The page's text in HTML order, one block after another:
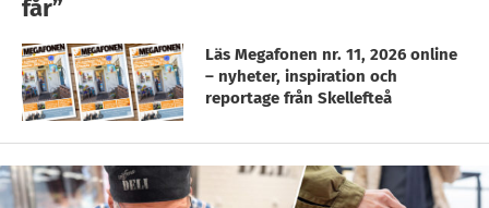
får”
Läs Megafonen nr. 11, 2026 online
– nyheter, inspiration och
reportage från Skellefteå